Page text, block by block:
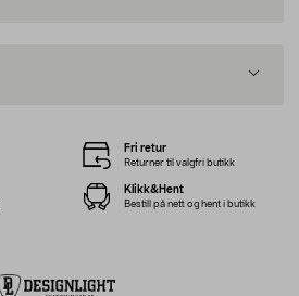
Fri retur
Returner til valgfri butikk
Klikk&Hent
Bestill på nett og hent i butikk